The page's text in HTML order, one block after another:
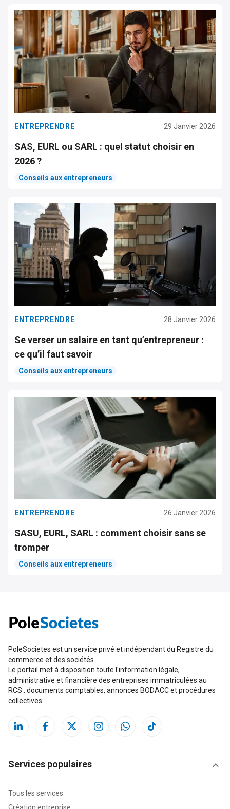
ENTREPRENDRE 29 Janvier 2026
SAS, EURL ou SARL : quel statut choisir en
2026 ?
Conseils aux entrepreneurs
ENTREPRENDRE 28 Janvier 2026
Se verser un salaire en tant qu’entrepreneur :
ce qu’il faut savoir
Conseils aux entrepreneurs
ENTREPRENDRE 26 Janvier 2026
SASU, EURL, SARL : comment choisir sans se
tromper
Conseils aux entrepreneurs
PoleSocietes est un service privé et indépendant du Registre du
commerce et des sociétés.
Le portail met à disposition toute l'information légale,
administrative et financière des entreprises immatriculées au
RCS : documents comptables, annonces BODACC et procédures
collectives.
Services populaires
Tous les services